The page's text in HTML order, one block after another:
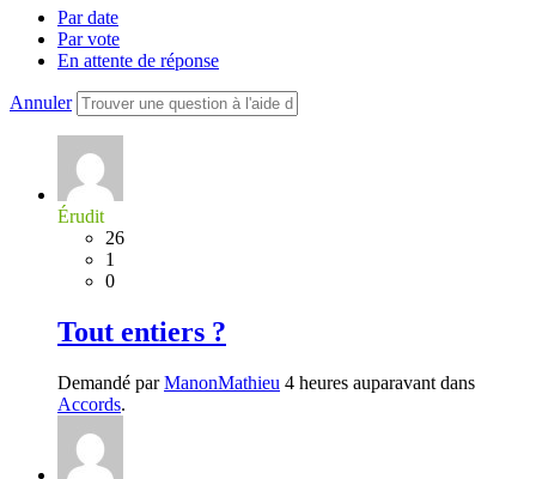
Par date
Par vote
En attente de réponse
Annuler
Érudit
26
1
0
Tout entiers ?
Demandé parManonMathieu 4 heures auparavant dans
Accords.